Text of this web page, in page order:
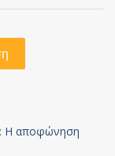
Η αποφώνηση